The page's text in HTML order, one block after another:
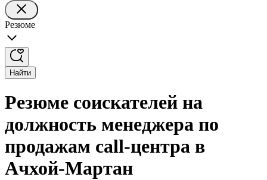
Резюме
Найти
Резюме соискателей на
должность менеджера по
продажам call-центра в
Ачхой-Мартан